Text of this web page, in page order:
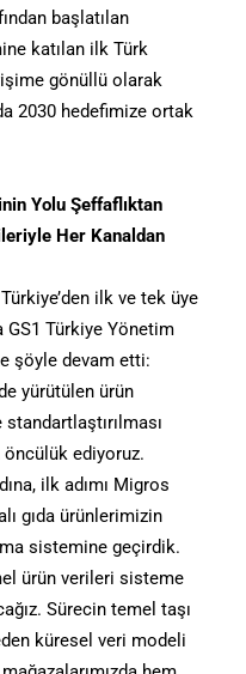
başlatılan
katılan ilk Türk
gönüllü olarak
2030 hedefimize ortak
Yolu Şeffaflıktan
Her Kanaldan
ilk ve tek üye
GS1 Türkiye Yönetim
şöyle devam etti:
yürütülen ürün
öncülük ediyoruz.
ilk adımı Migros
gıda ürünlerimizin
sistemine geçirdik.
ürün verileri sisteme
Sürecin temel taşı
küresel veri modeli